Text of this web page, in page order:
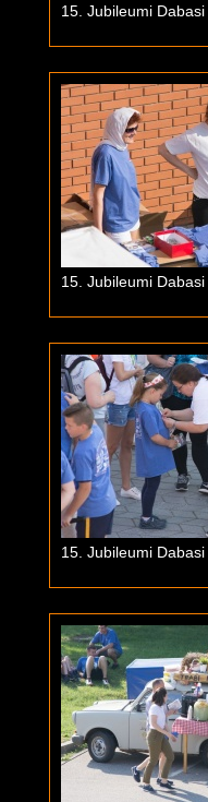
15. Jubileumi
15. Jubileumi
15. Jubileumi